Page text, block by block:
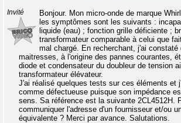
Invité
Bonjour. Mon micro-onde de marque
les symptômes sont les suivants :
liquide (eau) ; fonction grille déficiente ;
transformateur comparable à celui que
mal chargé. En recherchant, j'ai constaté
maitresses, à l'origine des pannes courantes,
diode et condensateur du doubleur de tension
transformateur élévateur.
J'ai réalisé quelques tests sur ces éléments et
comme défectueuse puisque son impédance
sens. Sa référence est la suivante 2CL4512H.
communiquer l'adresse d'un fournisseur et/ou
équivalente ? Merci par avance. Salutations.